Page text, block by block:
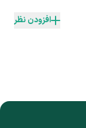
افزودن نظر